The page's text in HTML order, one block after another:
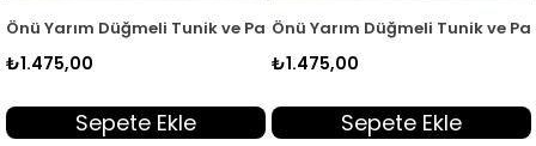
262358
Kadın İkili Takım Gri KADO 262358
Önü Yarım Düğmeli Tunik ve Pantolon Kadın İkili Takım Haki
₺1.475,00
Sepete Ekle
Önü Yarım Düğmeli Tunik ve
₺1.475,00
Sepete Ekle